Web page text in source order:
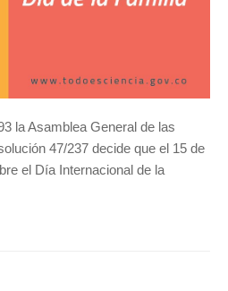
la Asamblea General de las
47/237 decide que el 15 de
el Día Internacional de la